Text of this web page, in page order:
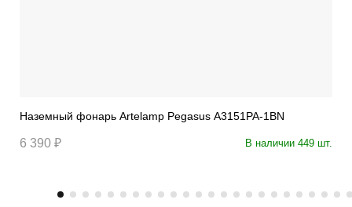
Наземный фонарь Artelamp Pegasus A3151PA-1BN
6 390 ₽ В наличии 449 шт.